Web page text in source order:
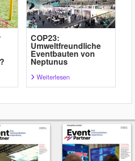
COP23:
Umweltfreundliche
Eventbauten von
Neptunus
Weiterlesen